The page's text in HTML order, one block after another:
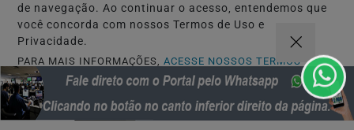
para criar novas formas de ver e
ouvir o mundo. Entrada gratuita.
Música– Na quarta (4), às 18h, a
noite musical do projeto semanal
de navegação. Ao continuar o acesso, entendemos que
você concorda com nossos Termos de Uso e
Privacidade.
PARA MAIS INFORMAÇÕES,ACESSE NOSSOS TERMOS
CLICANDO AQUI
PROSSEGUIR